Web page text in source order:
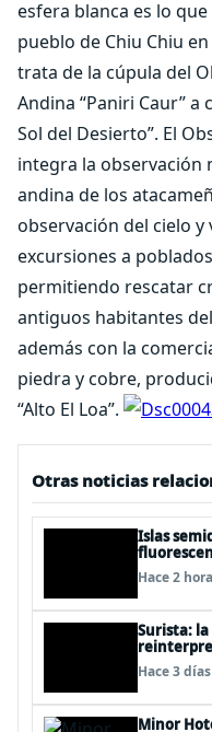
esfera blanca es lo
pueblo de Chiu Chiu
trata de la cúpula del
Andina “Paniri Caur” a
Sol del Desierto”. El
integra la observación
andina de los
observación del cielo
excursiones a
permitiendo rescatar
antiguos habitantes
además con la
piedra y cobre,
“Alto El Loa”.
Otras noticias
Islas
recorrido
Hace 2
Surista:
Hace 3 días
Minor